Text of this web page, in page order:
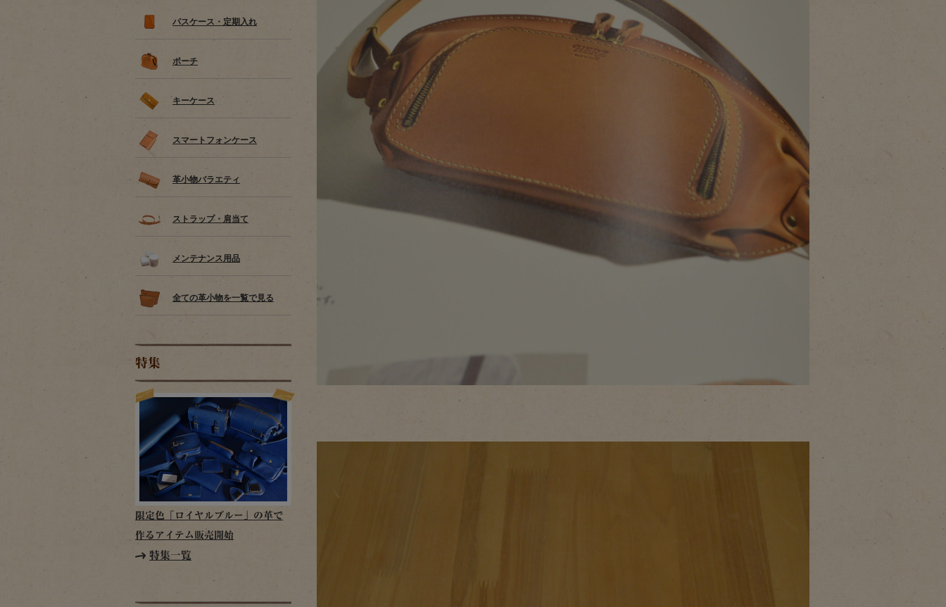
パスケース・定期入れ
ポーチ
キーケース
スマートフォンケース
革小物バラエティ
ストラップ・肩当て
メンテナンス用品
全ての革小物を一覧で見る
特集
限定色「ロイヤルブルー」の革で
作るアイテム販売開始
特集一覧